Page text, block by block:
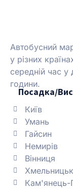
Автобусний
у різних
середній час у
години.
Посадка/
Київ
Умань
Гайсин
Немирів
Вінниця
Кам'янець-